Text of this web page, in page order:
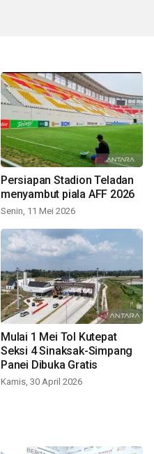
Persiapan Stadion Teladan
menyambut piala AFF 2026
Senin, 11 Mei 2026
Mulai 1 Mei Tol Kutepat
Seksi 4 Sinaksak-Simpang
Panei Dibuka Gratis
Kamis, 30 April 2026